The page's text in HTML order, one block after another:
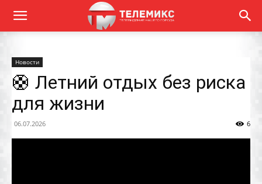
Новости
🛟 Летний отдых без риска
для жизни
06.07.2026 6